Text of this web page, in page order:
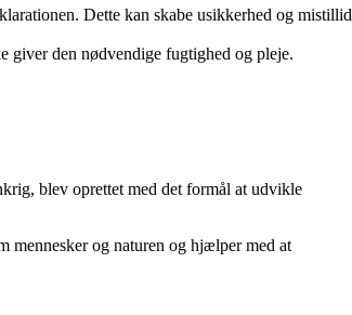
Dette kan skabe usikkerhed og mistillid
giver den nødvendige fugtighed og pleje.
blev oprettet med det formål at udvikle
mennesker og naturen og hjælper med at